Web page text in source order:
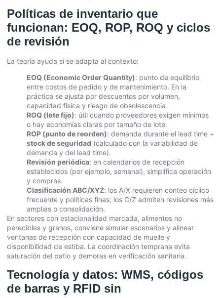
Políticas de inventario que
funcionan: EOQ, ROP, ROQ y ciclos
de revisión
La teoría ayuda si se adapta al contexto:
EOQ (Economic Order Quantity): punto de equilibrio
entre costos de pedido y de mantenimiento. En la
práctica se ajusta por descuentos por volumen,
capacidad física y riesgo de obsolescencia.
ROQ (lote fijo): útil cuando proveedores exigen mínimos
o hay economías claras por tamaño de lote.
ROP (punto de reorden): demanda durante el lead time +
stock de seguridad (calculado con la variabilidad de
demanda y del lead time).
Revisión periódica: en calendarios de recepción
establecidos (por ejemplo, semanal), simplifica operación
y compras.
Clasificación ABC/XYZ: los A/X requieren conteo cíclico
frecuente y políticas finas; los C/Z admiten revisiones más
amplias o consolidación.
En sectores con estacionalidad marcada, alimentos no
perecibles y granos, conviene simular escenarios y alinear
ventanas de recepción con capacidad de muelle y
disponibilidad de estiba. La coordinación temprana evita
saturación del patio y demoras en verificación sanitaria.
Tecnología y datos: WMS, códigos
de barras y RFID sin